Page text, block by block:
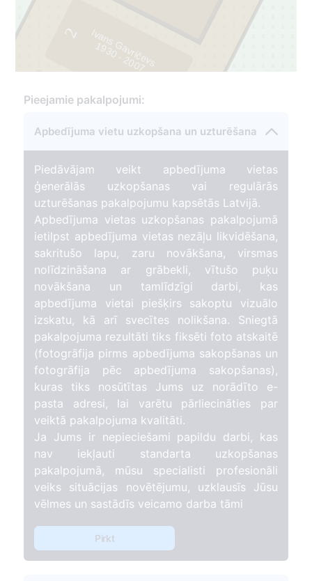
1
2 Ivans Gavričevs
1930-200
7
Pieejamie pakalpojumi:
Apbedījuma vietu uzkopšana un uzturēšana
Piedāvājam veikt apbedījuma vietas
ģenerālās uzkopšanas vai regulārās
uzturēšanas pakalpojumu kapsētās Latvijā.
Apbedījuma vietas uzkopšanas pakalpojumā
ietilpst apbedījuma vietas nezāļu likvidēšana,
sakritušo lapu, zaru novākšana, virsmas
nolīdzināšana ar grābekli, vītušo puķu
novākšana un tamlīdzīgi darbi, kas
apbedījuma vietai piešķirs sakoptu vizuālo
izskatu, kā arī svecītes nolikšana. Sniegtā
pakalpojuma rezultāti tiks fiksēti foto atskaitē
(fotogrāfija pirms apbedījuma sakopšanas un
fotogrāfija pēc apbedījuma sakopšanas),
kuras tiks nosūtītas Jums uz norādīto e-
pasta adresi, lai varētu pārliecināties par
veiktā pakalpojuma kvalitāti.
Ja Jums ir nepieciešami papildu darbi, kas
nav iekļauti standarta uzkopšanas
pakalpojumā, mūsu specialisti profesionāli
veiks situācijas novētējumu, uzklausīs Jūsu
vēlmes un sastādīs veicamo darba tāmi
Pirkt